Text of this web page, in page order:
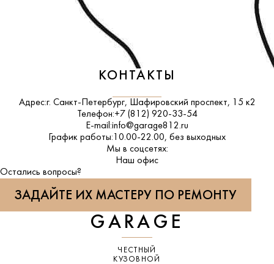
КОНТАКТЫ
Адрес:г. Санкт-Петербург, Шафировский проспект, 15 к2
Телефон:+7 (812) 920-33-54
E-mail:info@garage812.ru
График работы: 10.00-22.00, без выходных
Мы в соцсетях:
ВКонтакте
Наш офис
Остались вопросы?
ЗАДАЙТЕ ИХ МАСТЕРУ ПО РЕМОНТУ
GARAGE
ЧЕСТНЫЙ
КУЗОВНОЙ